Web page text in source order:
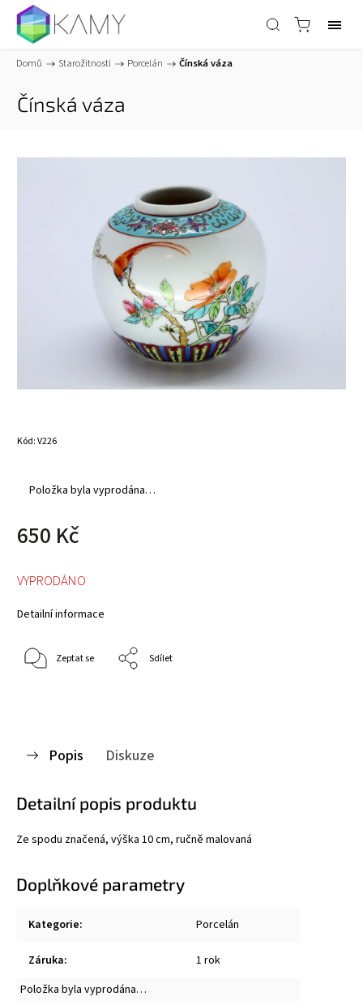
Domů / Starožitnosti / Porcelán / Čínská váza
Čínská váza
Kód:V226
Položka byla vyprodána…
650 Kč
VYPRODÁNO
Detailní informace
Zeptat se Sdílet
Popis Diskuze
Detailní popis produktu
Ze spodu značená, výška 10 cm, ručně malovaná
Doplňkové parametry
Kategorie: Porcelán
Záruka:
1 rok
Položka byla vyprodána…